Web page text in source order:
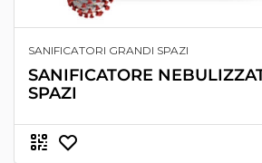
SANIFICATORI GRANDI SPAZI
SANIFICATORE
SPAZI